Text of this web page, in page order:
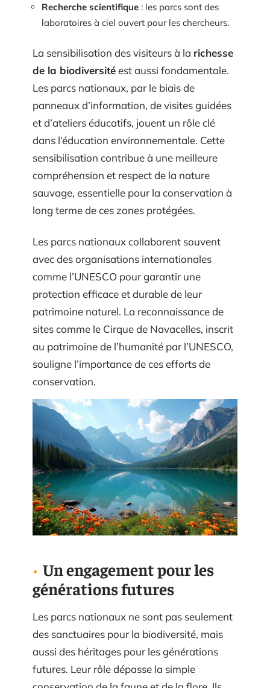
Recherche scientifique : les parcs sont des
laboratoires à ciel ouvert pour les chercheurs.
La sensibilisation des visiteurs à la richesse
de la biodiversitéest aussi fondamentale.
Les parcs nationaux, par le biais de
panneaux d’information, de visites guidées
et d’ateliers éducatifs, jouent un rôle clé
dans l’éducation environnementale. Cette
sensibilisation contribue à une meilleure
compréhension et respect de la nature
sauvage, essentielle pour la conservation à
long terme de ces zones protégées.
Les parcs nationaux collaborent souvent
avec des organisations internationales
comme l’UNESCO pour garantir une
protection efficace et durable de leur
patrimoine naturel. La reconnaissance de
sites comme le Cirque de Navacelles, inscrit
au patrimoine de l’humanité par l’UNESCO,
souligne l’importance de ces efforts de
conservation.
Un engagement pour les
générations futures
Les parcs nationaux ne sont pas seulement
des sanctuaires pour la biodiversité, mais
aussi des héritages pour les générations
futures. Leur rôle dépasse la simple